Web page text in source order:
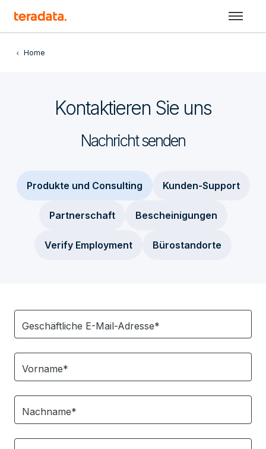
Home
Kontaktieren Sie uns
Nachricht senden
Produkte und Consulting Kunden-Support
Partnerschaft Bescheinigungen
Verify Employment Bürostandorte
Geschäftliche E-Mail-Adresse*
Vorname*
Nachname*